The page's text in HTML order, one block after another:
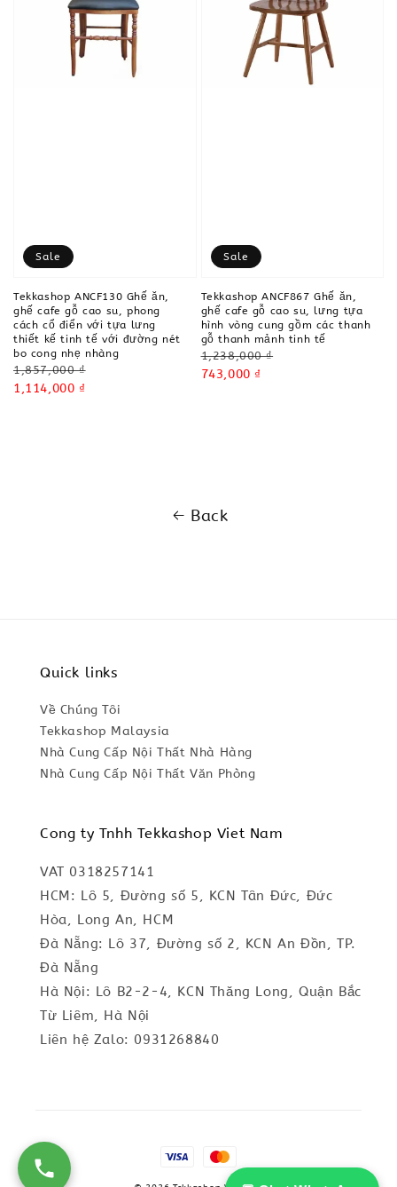
Sale
Tekkashop ANCF130 Ghế ăn,
ghế cafe gỗ cao su, phong
cách cổ điển với tựa lưng
thiết kế tinh tế với đường nét
bo cong nhẹ nhàng
Regular
price
1,857,000 ₫
Sale
1,114,000 ₫
Sale
Tekkashop ANCF867 Ghế ăn,
ghế cafe gỗ cao su, lưng tựa
hình vòng cung gồm các thanh
gỗ thanh mảnh tinh tế
Regular
price
1,238,000 ₫
Sale
743,000 ₫
Back
Quick links
Về Chúng Tôi
Tekkashop Malaysia
Nhà Cung Cấp Nội Thất Nhà Hàng
Nhà Cung Cấp Nội Thất Văn Phòng
Cong ty Tnhh Tekkashop Viet Nam
VAT 0318257141
HCM: Lô 5, Đường số 5, KCN Tân Đức, Đức
Hòa, Long An, HCM
Đà Nẵng: Lô 37, Đường số 2, KCN An Đồn, TP.
Đà Nẵng
Hà Nội: Lô B2-2-4, KCN Thăng Long, Quận Bắc
Từ Liêm, Hà Nội
Liên hệ Zalo: 0931268840